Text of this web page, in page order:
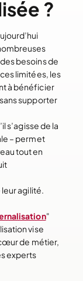
?
besoins de
limitées, les
à bénéficier
supporter
s’agisse de la
– permet
tout en
agilité.
"
vise
de métier,
experts